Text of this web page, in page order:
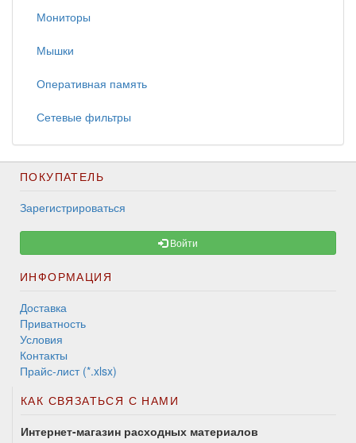
Мониторы
Мышки
Оперативная память
Сетевые фильтры
ПОКУПАТЕЛЬ
Зарегистрироваться
Войти
ИНФОРМАЦИЯ
Доставка
Приватность
Условия
Контакты
Прайс-лист (*.xlsx)
КАК СВЯЗАТЬСЯ С НАМИ
Интернет-магазин расходных материалов